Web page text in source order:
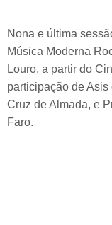
Nona e última
Música Moderna
Louro, a partir do
participação de
Cruz de Almada, e
Faro.